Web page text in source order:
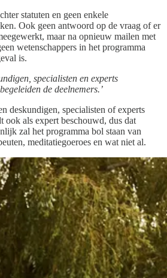
statuten en geen enkele
Ook geen antwoord op de vraag of er
maar na opnieuw mailen met
wetenschappers in het programma
is.
specialisten en experts
de deelnemers.’
deskundigen, specialisten of experts
als expert beschouwd, dus dat
zal het programma bol staan van
meditatiegoeroes en wat niet al.